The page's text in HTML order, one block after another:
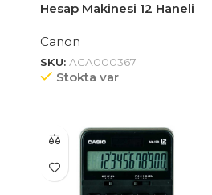
Hesap Makinesi 12 Haneli
Canon
SKU: ACA000367
Stokta var